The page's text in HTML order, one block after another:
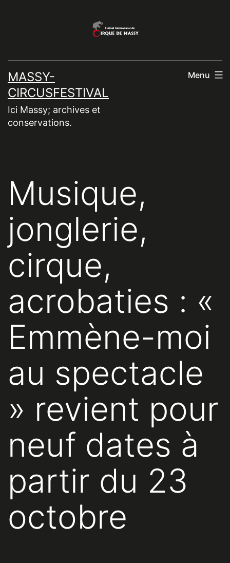
MASSY-
CIRCUSFESTIVAL
Ici Massy; archives et
conservations.
Menu
Musique,
jonglerie,
cirque,
acrobaties : «
Emmène-moi
au spectacle
» revient pour
neuf dates à
partir du 23
octobre